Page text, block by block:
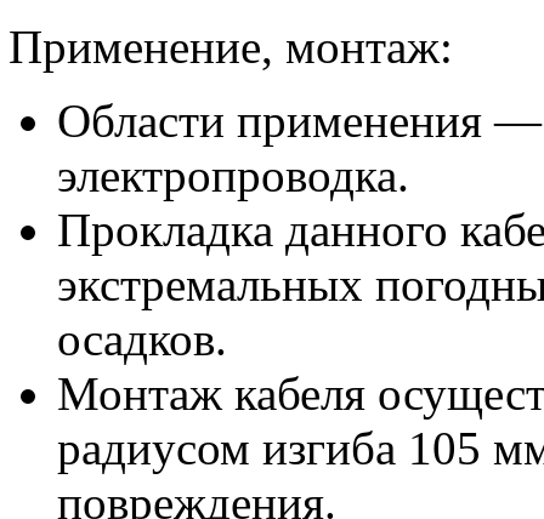
Применение, монтаж:
Области применения —
электропроводка.
Прокладка данного
экстремальных
осадков.
Монтаж кабеля
радиусом изгиба 105
повреждения.